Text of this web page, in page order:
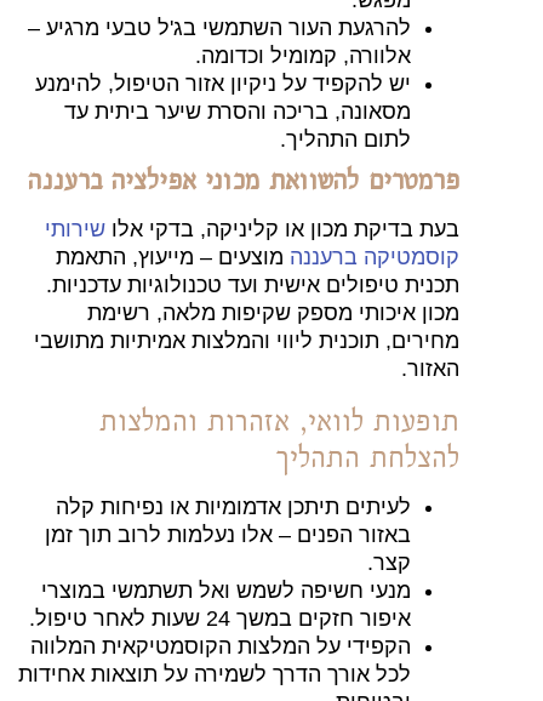
להרגעת העור השתמשי בג'ל טבעי מרגיע –
אלוורה, קמומיל וכדומה.
יש להקפיד על ניקיון אזור הטיפול, להימנע
מסאונה, בריכה והסרת שיער ביתית עד
לתום התהליך.
להשוואת מכוני אפילציה ברעננה
בדיקת מכון או קליניקה, בדקי אלושירותי
ברעננהמוצעים – מייעוץ, התאמת
טיפולים אישית ועד טכנולוגיות עדכניות.
איכותי מספק שקיפות מלאה, רשימת
תוכנית ליווי והמלצות אמיתיות מתושבי
לוואי, אזהרות והמלצות
התהליך
לעיתים תיתכן אדמומיות או נפיחות קלה
באזור הפנים – אלו נעלמות לרוב תוך זמן
מנעי חשיפה לשמש ואל תשתמשי במוצרי
איפור חזקים במשך 24 שעות לאחר טיפול.
הקפידי על המלצות הקוסמטיקאית המלווה
לכל אורך הדרך לשמירה על תוצאות אחידות